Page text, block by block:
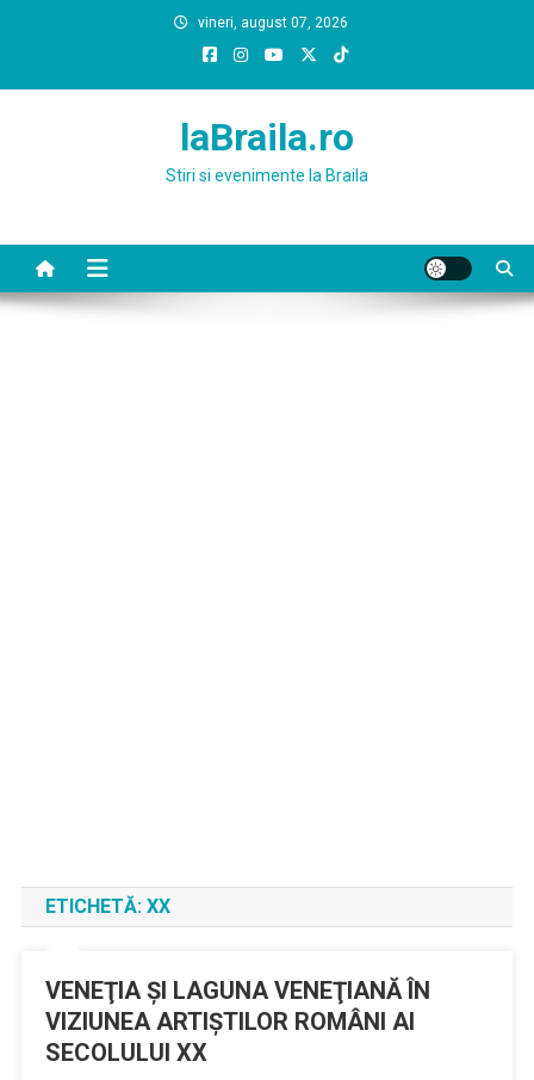
vineri, august 07, 2026
laBraila.ro
Stiri si evenimente la Braila
ETICHETĂ: XX
VENEŢIA ŞI LAGUNA VENEŢIANĂ ÎN
VIZIUNEA ARTIŞTILOR ROMÂNI AI
SECOLULUI XX